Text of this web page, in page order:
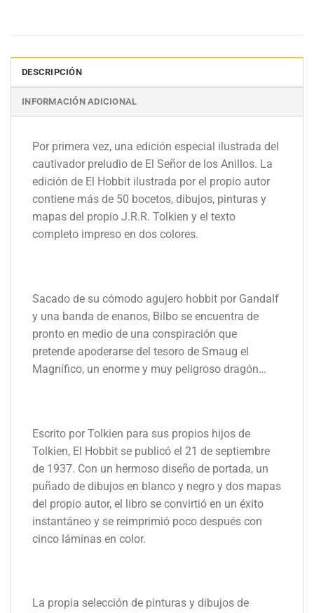
DESCRIPCIÓN
INFORMACIÓN ADICIONAL
Por primera vez, una edición especial ilustrada del
cautivador preludio de El Señor de los Anillos. La
edición de El Hobbit ilustrada por el propio autor
contiene más de 50 bocetos, dibujos, pinturas y
mapas del propio J.R.R. Tolkien y el texto
completo impreso en dos colores.
Sacado de su cómodo agujero hobbit por Gandalf
y una banda de enanos, Bilbo se encuentra de
pronto en medio de una conspiración que
pretende apoderarse del tesoro de Smaug el
Magnífico, un enorme y muy peligroso dragón…
Escrito por Tolkien para sus propios hijos de
Tolkien, El Hobbit se publicó el 21 de septiembre
de 1937. Con un hermoso diseño de portada, un
puñado de dibujos en blanco y negro y dos mapas
del propio autor, el libro se convirtió en un éxito
instantáneo y se reimprimió poco después con
cinco láminas en color.
La propia selección de pinturas y dibujos de